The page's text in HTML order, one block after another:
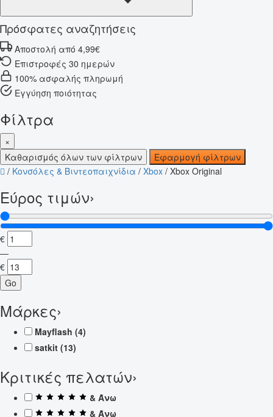
Πρόσφατες αναζητήσεις
Αποστολή από 4,99€
Επιστροφές 30 ημερών
100% ασφαλής πληρωμή
Εγγύηση ποιότητας
Φίλτρα
×
Καθαρισμός όλων των φίλτρων
Εφαρμογή φίλτρων
/ Κονσόλες & Βιντεοπαιχνίδια / Xbox / Xbox Original
Εύρος τιμών›
€
—
€
Go
Μάρκες›
Mayflash (4)
satkit (13)
Κριτικές πελατών›
& Άνω
& Άνω